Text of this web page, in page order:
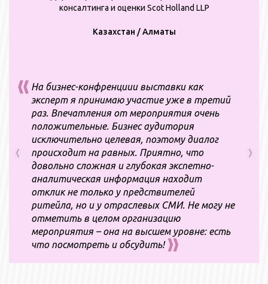
консалтинга и оценки Scot Holland LLP
Казахстан / Алматы
На бизнес-конфренциии выставки как
эксперт я принимаю участие уже в третий
раз. Впечатления от мероприятия очень
положительные. Бизнес аудитория
исключительно целевая, поэтому диалог
происходит на равных. Приятно, что
довольно сложная и глубокая экспетно-
аналитическая информация находит
отклик не только у предствителей
ритейла, но и у отраслевых СМИ. Не могу не
отметить в целом организацию
мероприятия – она на высшем уровне: есть
что посмотреть и обсудить!